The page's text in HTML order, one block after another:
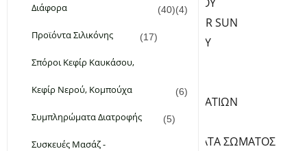
ΑΝΤΗΛΙΑΚΑ – AFTER SUN
SERUM ΠΡΟΣΩΠΟΥ
ΦΡΟΝΤΙΔΑ ΧΕΙΛΙΩΝ
ΦΡΟΝΤΙΔΑ ΜΑΤΙΩΝ
ΚΡΕΜΕΣ-SERUM ΜΑΤΙΩΝ
ΦΡΟΝΤΙΔΑ ΣΩΜΑΤΟΣ
ΛΑΔΙΑ-ΓΑΛΑΚΤΩΜΑΤΑ ΣΩΜΑΤΟΣ
(4)
Διάφορα (40)
Προϊόντα Σιλικόνης (17)
Σπόροι Κεφίρ Καυκάσου,
Κεφίρ Νερού, Κομπούχα (6)
Συμπληρώματα Διατροφής (5)
Συσκευές Μασάζ -